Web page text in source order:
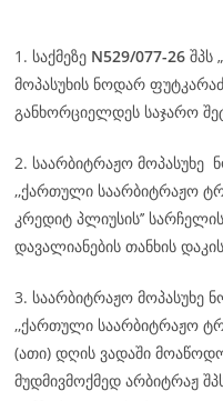
1. საქმეზე N529/077-26 შპს
მოპასუხის ნოდარ
განხორციელდეს საჯარო
2. საარბიტრაჟო მოპასუხე
,,ქართული საარბიტრაჟო
კრედიტ პლიუსის’’
დავალიანების თანხის
3. საარბიტრაჟო მოპასუხე
,,ქართული საარბიტრაჟო
(ათი) დღის ვადაში
მუდმივმოქმედ არბიტრაჟ